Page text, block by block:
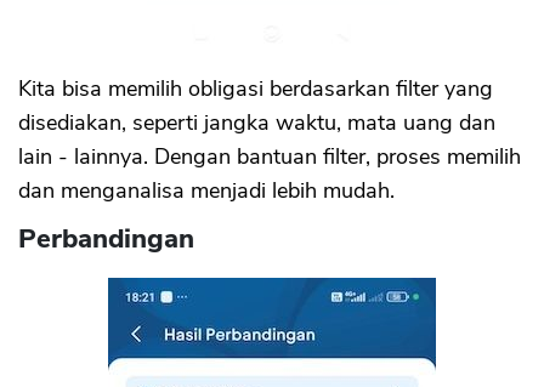
Kita bisa memilih obligasi berdasarkan filter yang
disediakan, seperti jangka waktu, mata uang dan
lain - lainnya. Dengan bantuan filter, proses memilih
dan menganalisa menjadi lebih mudah.
Perbandingan